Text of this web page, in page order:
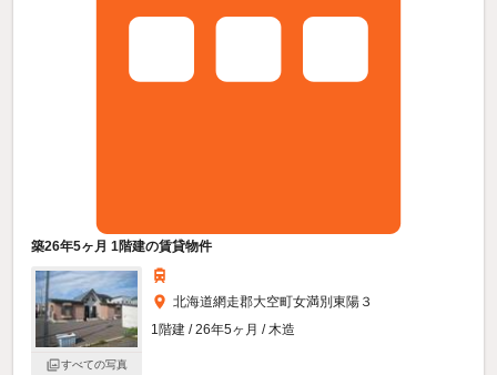
築26年5ヶ月 1階建の賃貸物件
すべての写真
北海道網走郡大空町女満別東陽３
1階建 / 26年5ヶ月 / 木造